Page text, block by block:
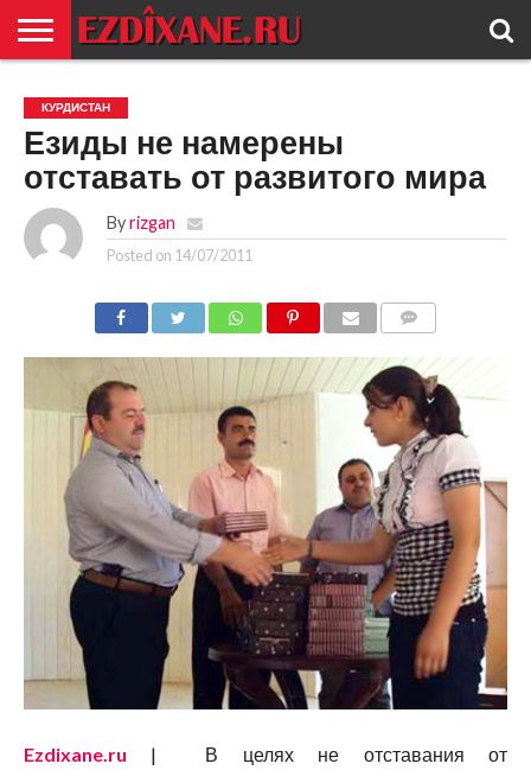
ЕЗИДИЗМ
НОВОСТИ
ИСТОРИЯ
КУЛЬТУРА
КОНТАКТ
КУРДИСТАН
Езиды не намерены
отставать от развитого мира
By rizgan
Posted on 14/07/2011
Ezdixane.ru | В целях не отставания от